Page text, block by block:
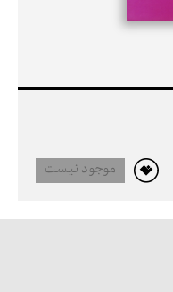
موجود نیست